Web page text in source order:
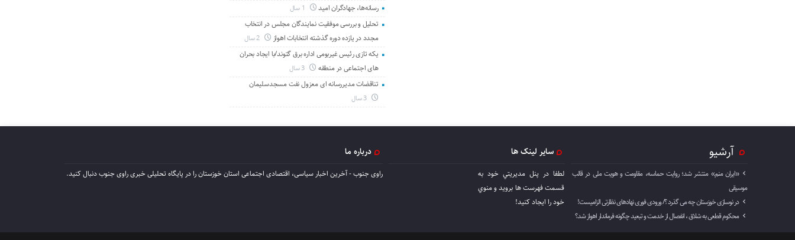
رسانه‌ها، جهادگران امید
تحلیل و بررسی موفقیت نمایندگان مجلس در انتخاب
مجدد در یازده دوره گذشته انتخابات اهواز
یکه تازی رئیس غیربومی اداره برق گتوند/با ایجاد بحران
های اجتماعی در منطقه
تناقضات مدیررسانه ای معزول نفت مسجدسلیمان
آرشیو
«ایران منم» منتشر شد؛ روایت حماسه، مقاومت و هویت ملی در قالب
موسیقی
در نوسازی خوزستان چه می گذرد ؟/ ورودی فوری نهادهای نظارتی الزامیست!
محکوم قطعی به شلاق ، انفصال از خدمت و تبعید چگونه فرماندار اهواز شد؟
سایر لینک ها
لطفا در پنل مديريتي خود به
قسمت فهرست ها برويد و منوي
خود را ايجاد كنيد!
درباره ما
راوی جنوب - آخرین اخبار سیاسی، اقتصادی اجتماعی استان خوزستان را در پایگاه تحلیلی خبری راوی جنوب دنبال کنید.